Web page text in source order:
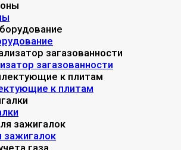
загазованности
к плитам
зажигалок